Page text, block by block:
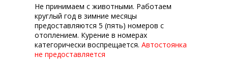
Не принимаем с животными. Работаем
круглый год в зимние месяцы
предоставляются 5 (пять) номеров с
отоплением. Курение в номерах
категорически воспрещается. Автостоянка
не предоставляется